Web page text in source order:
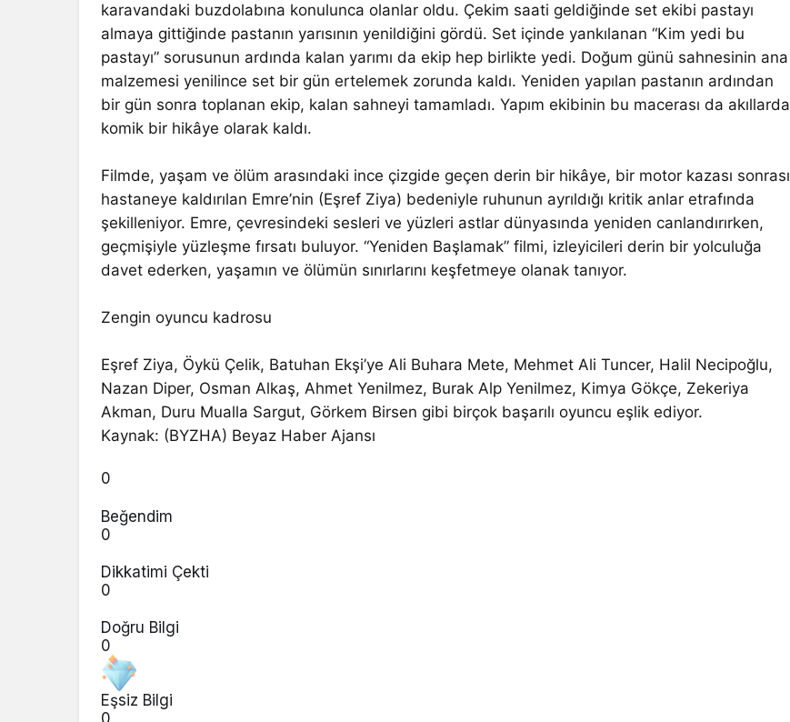
karavandaki buzdolabına konulunca olanlar oldu. Çekim saati geldiğinde set ekibi pastayı
almaya gittiğinde pastanın yarısının yenildiğini gördü. Set içinde yankılanan “Kim yedi bu
pastayı” sorusunun ardında kalan yarımı da ekip hep birlikte yedi. Doğum günü sahnesinin ana
malzemesi yenilince set bir gün ertelemek zorunda kaldı. Yeniden yapılan pastanın ardından
bir gün sonra toplanan ekip, kalan sahneyi tamamladı. Yapım ekibinin bu macerası da akıllarda
komik bir hikâye olarak kaldı.
Filmde, yaşam ve ölüm arasındaki ince çizgide geçen derin bir hikâye, bir motor kazası sonrası
hastaneye kaldırılan Emre’nin (Eşref Ziya) bedeniyle ruhunun ayrıldığı kritik anlar etrafında
şekilleniyor. Emre, çevresindeki sesleri ve yüzleri astlar dünyasında yeniden canlandırırken,
geçmişiyle yüzleşme fırsatı buluyor. “Yeniden Başlamak” filmi, izleyicileri derin bir yolculuğa
davet ederken, yaşamın ve ölümün sınırlarını keşfetmeye olanak tanıyor.
Zengin oyuncu kadrosu
Eşref Ziya, Öykü Çelik, Batuhan Ekşi’ye Ali Buhara Mete, Mehmet Ali Tuncer, Halil Necipoğlu,
Nazan Diper, Osman Alkaş, Ahmet Yenilmez, Burak Alp Yenilmez, Kimya Gökçe, Zekeriya
Akman, Duru Mualla Sargut, Görkem Birsen gibi birçok başarılı oyuncu eşlik ediyor.
Kaynak: (BYZHA) Beyaz Haber Ajansı
0
Beğendim
0
Dikkatimi Çekti
0
Doğru Bilgi
0
Eşsiz Bilgi